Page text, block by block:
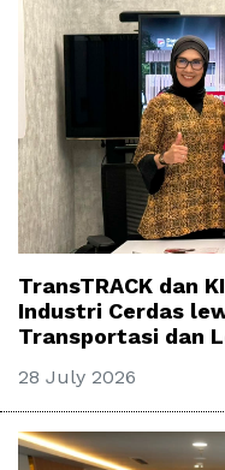
TransTRACK dan
Industri Cerdas
Transportasi dan
28 July 2026